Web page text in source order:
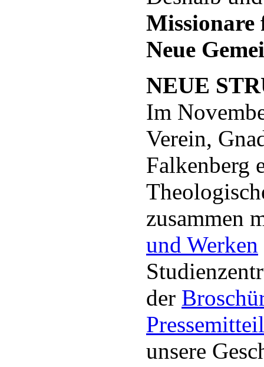
Missionare
Neue
NEUE
Im
Verein,
Falkenberg
zusammen
und Werken
der
unsere